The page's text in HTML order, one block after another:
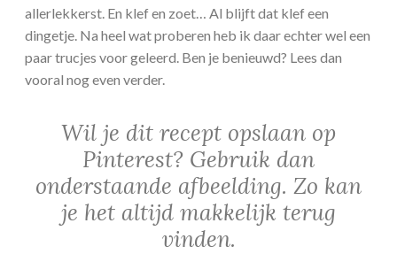
allerlekkerst. En klef en zoet… Al blijft dat klef een
dingetje. Na heel wat proberen heb ik daar echter wel een
paar trucjes voor geleerd. Ben je benieuwd? Lees dan
vooral nog even verder.
Wil je dit recept opslaan op
Pinterest? Gebruik dan
onderstaande afbeelding. Zo kan
je het altijd makkelijk terug
vinden.